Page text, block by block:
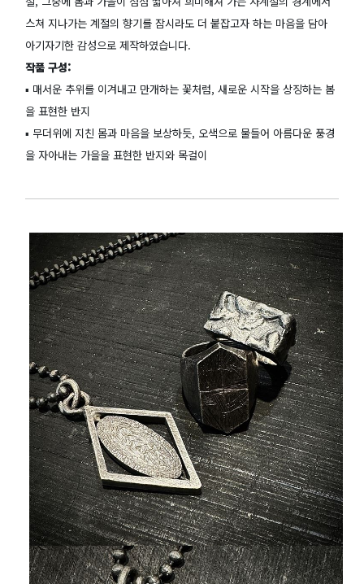
스쳐 지나가는 계절의 향기를 잠시라도 더 붙잡고자 하는 마음을 담아
아기자기한 감성으로 제작하였습니다.
작품 구성:
▪️ 매서운 추위를 이겨내고 만개하는 꽃처럼, 새로운 시작을 상징하는 봄
을 표현한 반지
▪️ 무더위에 지친 몸과 마음을 보상하듯, 오색으로 물들어 아름다운 풍경
을 자아내는 가을을 표현한 반지와 목걸이